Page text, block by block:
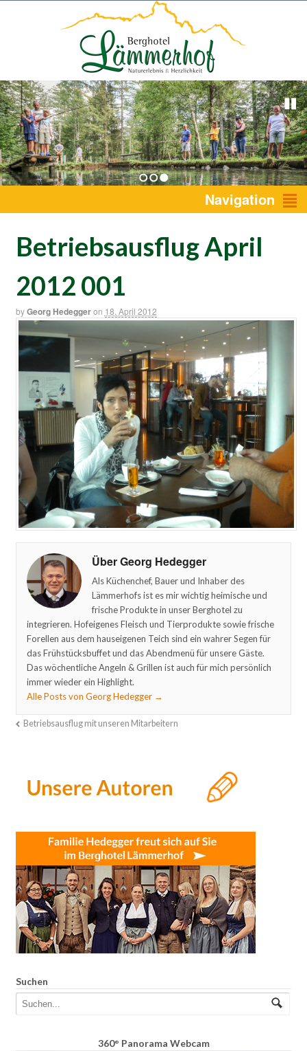
1 2 3 Navigation
Betriebsausflug April
2012 001
byGeorg Hedeggeron 18. April 2012
Über Georg Hedegger
Als Küchenchef, Bauer und Inhaber des
Lämmerhofs ist es mir wichtig heimische und
frische Produkte in unser Berghotel zu
integrieren. Hofeigenes Fleisch und Tierprodukte sowie frische
Forellen aus dem hauseigenen Teich sind ein wahrer Segen für
das Frühstücksbuffet und das Abendmenü für unsere Gäste.
Das wöchentliche Angeln & Grillen ist auch für mich persönlich
immer wieder ein Highlight.
Alle Posts von Georg Hedegger →
Betriebsausflug mit unseren Mitarbeitern
Suchen
360° Panorama Webcam